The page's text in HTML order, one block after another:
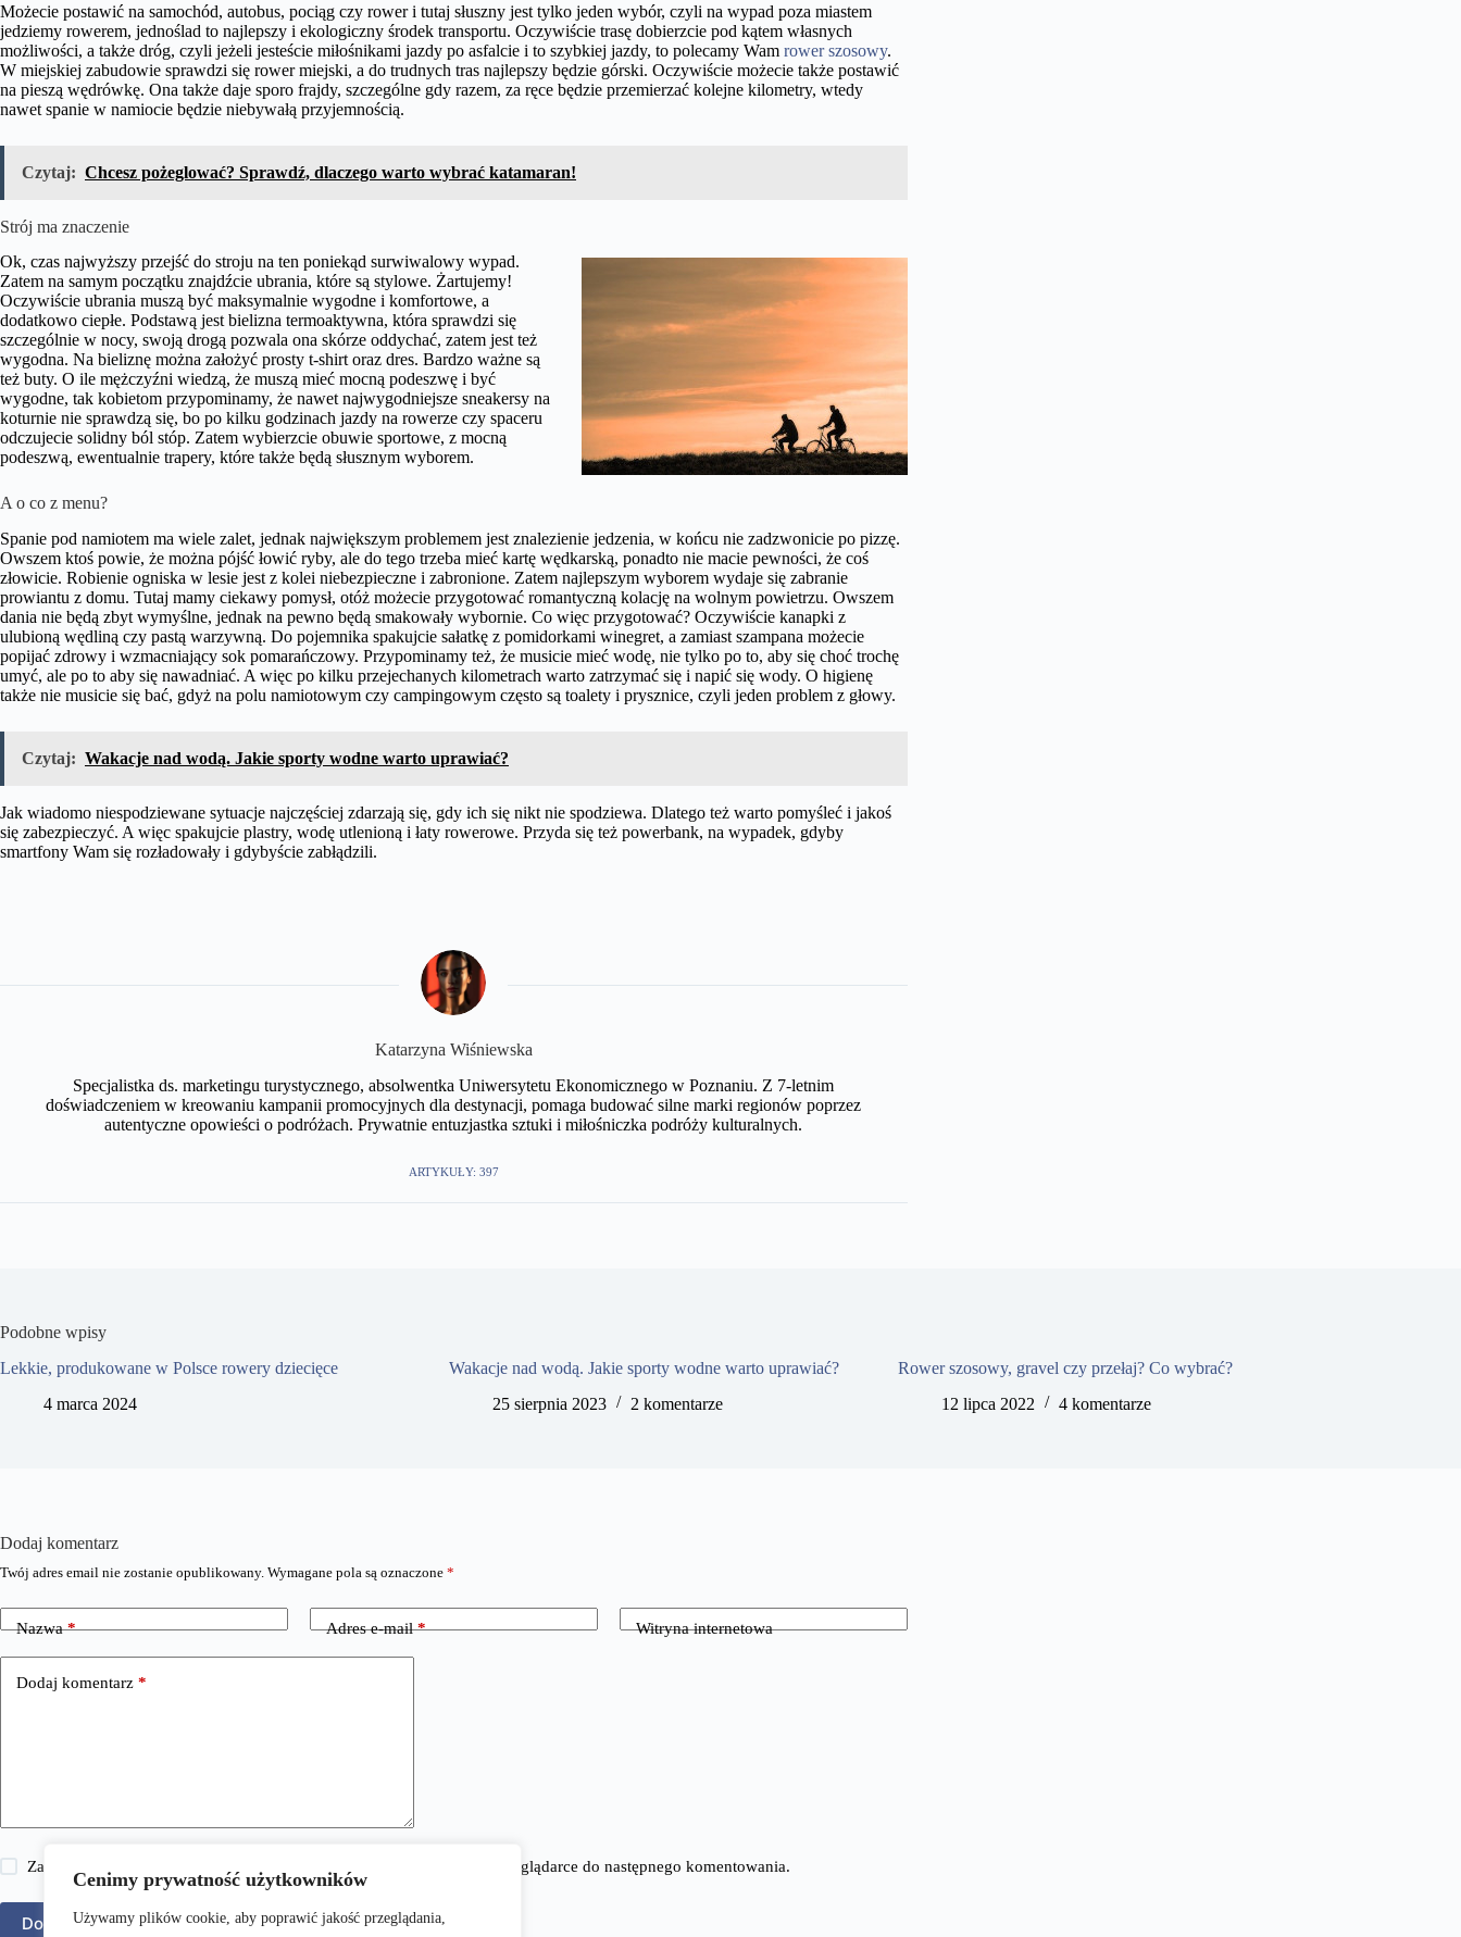
Cenimy prywatność użytkowników
Używamy plików cookie, aby poprawić jakość przeglądania,
Możecie postawić na samochód, autobus, pociąg czy rower i tutaj słuszny jest tylko jeden wybór, czyli na wypad poza miastem
jedziemy rowerem, jednoślad to najlepszy i ekologiczny środek transportu. Oczywiście trasę dobierzcie pod kątem własnych
możliwości, a także dróg, czyli jeżeli jesteście miłośnikami jazdy po asfalcie i to szybkiej jazdy, to polecamy Wam rower szosowy.
W miejskiej zabudowie sprawdzi się rower miejski, a do trudnych tras najlepszy będzie górski. Oczywiście możecie także postawić
na pieszą wędrówkę. Ona także daje sporo frajdy, szczególne gdy razem, za ręce będzie przemierzać kolejne kilometry, wtedy
nawet spanie w namiocie będzie niebywałą przyjemnością.
Czytaj: Chcesz pożeglować? Sprawdź, dlaczego warto wybrać katamaran!
Strój ma znaczenie
Ok, czas najwyższy przejść do stroju na ten poniekąd surwiwalowy wypad.
Zatem na samym początku znajdźcie ubrania, które są stylowe. Żartujemy!
Oczywiście ubrania muszą być maksymalnie wygodne i komfortowe, a
dodatkowo ciepłe. Podstawą jest bielizna termoaktywna, która sprawdzi się
szczególnie w nocy, swoją drogą pozwala ona skórze oddychać, zatem jest też
wygodna. Na bieliznę można założyć prosty t-shirt oraz dres. Bardzo ważne są
też buty. O ile mężczyźni wiedzą, że muszą mieć mocną podeszwę i być
wygodne, tak kobietom przypominamy, że nawet najwygodniejsze sneakersy na
koturnie nie sprawdzą się, bo po kilku godzinach jazdy na rowerze czy spaceru
odczujecie solidny ból stóp. Zatem wybierzcie obuwie sportowe, z mocną
podeszwą, ewentualnie trapery, które także będą słusznym wyborem.
A o co z menu?
Spanie pod namiotem ma wiele zalet, jednak największym problemem jest znalezienie jedzenia, w końcu nie zadzwonicie po pizzę.
Owszem ktoś powie, że można pójść łowić ryby, ale do tego trzeba mieć kartę wędkarską, ponadto nie macie pewności, że coś
złowicie. Robienie ogniska w lesie jest z kolei niebezpieczne i zabronione. Zatem najlepszym wyborem wydaje się zabranie
prowiantu z domu. Tutaj mamy ciekawy pomysł, otóż możecie przygotować romantyczną kolację na wolnym powietrzu. Owszem
dania nie będą zbyt wymyślne, jednak na pewno będą smakowały wybornie. Co więc przygotować? Oczywiście kanapki z
ulubioną wędliną czy pastą warzywną. Do pojemnika spakujcie sałatkę z pomidorkami winegret, a zamiast szampana możecie
popijać zdrowy i wzmacniający sok pomarańczowy. Przypominamy też, że musicie mieć wodę, nie tylko po to, aby się choć trochę
umyć, ale po to aby się nawadniać. A więc po kilku przejechanych kilometrach warto zatrzymać się i napić się wody. O higienę
także nie musicie się bać, gdyż na polu namiotowym czy campingowym często są toalety i prysznice, czyli jeden problem z głowy.
Czytaj: Wakacje nad wodą. Jakie sporty wodne warto uprawiać?
Jak wiadomo niespodziewane sytuacje najczęściej zdarzają się, gdy ich się nikt nie spodziewa. Dlatego też warto pomyśleć i jakoś
się zabezpieczyć. A więc spakujcie plastry, wodę utlenioną i łaty rowerowe. Przyda się też powerbank, na wypadek, gdyby
smartfony Wam się rozładowały i gdybyście zabłądzili.
Katarzyna Wiśniewska
Specjalistka ds. marketingu turystycznego, absolwentka Uniwersytetu Ekonomicznego w Poznaniu. Z 7-letnim
doświadczeniem w kreowaniu kampanii promocyjnych dla destynacji, pomaga budować silne marki regionów poprzez
autentyczne opowieści o podróżach. Prywatnie entuzjastka sztuki i miłośniczka podróży kulturalnych.
ARTYKUŁY: 397
Podobne wpisy
Lekkie, produkowane w Polsce rowery dziecięce
4 marca 2024
Wakacje nad wodą. Jakie sporty wodne warto uprawiać?
25 sierpnia 2023
2 komentarze
Rower szosowy, gravel czy przełaj? Co wybrać?
12 lipca 2022
4 komentarze
Dodaj komentarz
Twój adres email nie zostanie opublikowany. Wymagane pola są oznaczone *
Nazwa* Adres e-mail* Witryna internetowa
Dodaj komentarz *
Zapisz moje imię i nazwisko, adres e-mail i stronę internetową w tej przeglądarce do następnego komentowania.
Dodaj komentarz